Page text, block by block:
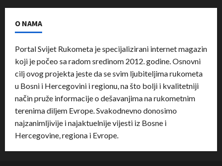
O NAMA
Portal Svijet Rukometa je specijalizirani internet magazin
koji je počeo sa radom sredinom 2012. godine. Osnovni
cilj ovog projekta jeste da se svim ljubiteljima rukometa
u Bosni i Hercegovini i regionu, na što bolji i kvalitetniji
način pruže informacije o dešavanjima na rukometnim
terenima diljem Evrope. Svakodnevno donosimo
najzanimljivije i najaktuelnije vijesti iz Bosne i
Hercegovine, regiona i Evrope.